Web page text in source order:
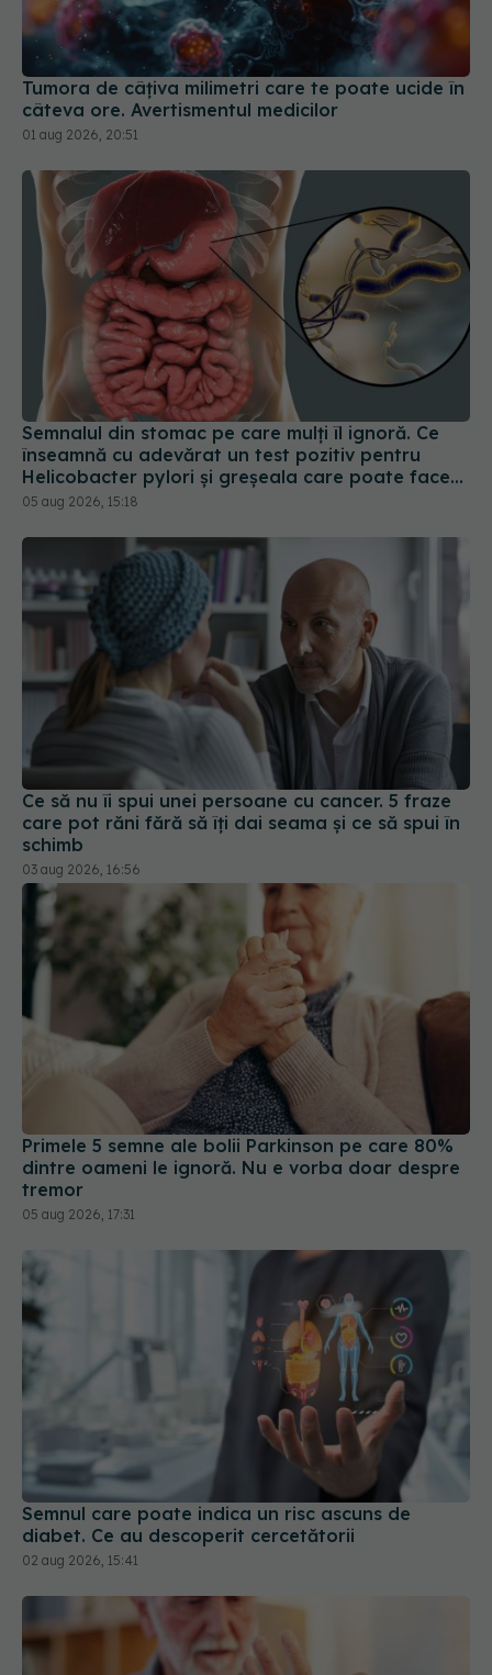
câteva ore. Avertismentul medicilor
01 aug 2026, 20:51
Semnalul din stomac pe care mulți îl ignoră. Ce
înseamnă cu adevărat un test pozitiv pentru
Helicobacter pylori și greșeala care poate face
tratamentul mult mai dificil
05 aug 2026, 15:18
Ce să nu îi spui unei persoane cu cancer. 5 fraze
care pot răni fără să îți dai seama și ce să spui în
schimb
03 aug 2026, 16:56
Primele 5 semne ale bolii Parkinson pe care 80%
dintre oameni le ignoră. Nu e vorba doar despre
Semnul care poate indica un risc ascuns de
diabet. Ce au descoperit cercetătorii
02 aug 2026, 15:41